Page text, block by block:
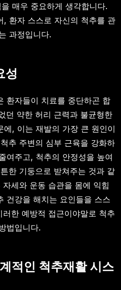
매우 중요하게 생각합니다.
, 환자 스스로 자신의 척추를 관
과정입니다.
성
환자들이 치료를 중단하곤 합
던 약한 허리 근력과 불균형한
에, 이는 재발의 가장 큰 원인이
추 주변의 심부 근육을 강화하
여주고, 척추의 안정성을 높여
한 기둥으로 받쳐주는 것과 같
세와 운동 습관을 몸에 익힘
건강을 해치는 요인들을 스스
한 예방적 접근이야말로 척추
법입니다.
적인 척추재활 시스